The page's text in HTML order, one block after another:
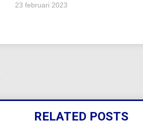
23 februari 2023
RELATED POSTS